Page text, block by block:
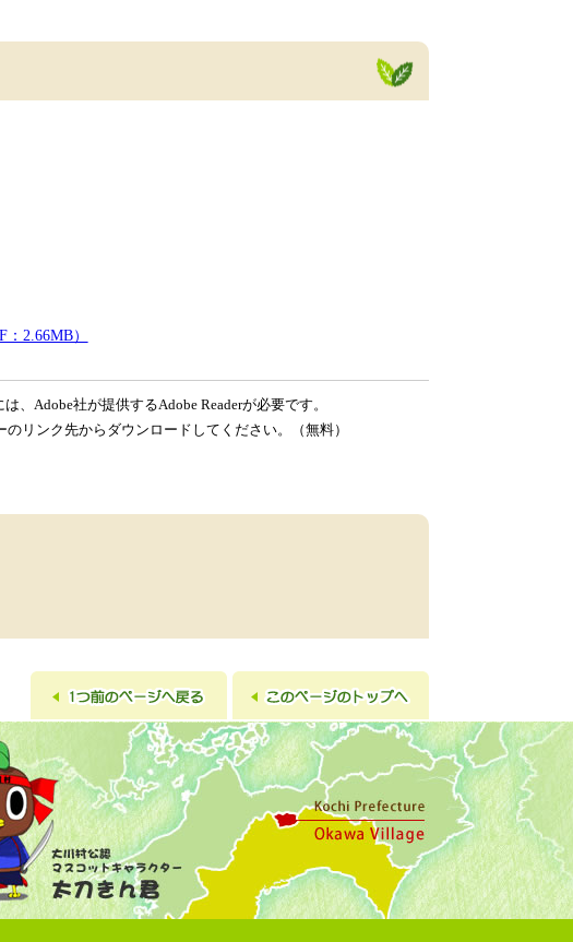
2.66MB）
、Adobe社が提供するAdobe Readerが必要です。
リンク先からダウンロードしてください。（無料）